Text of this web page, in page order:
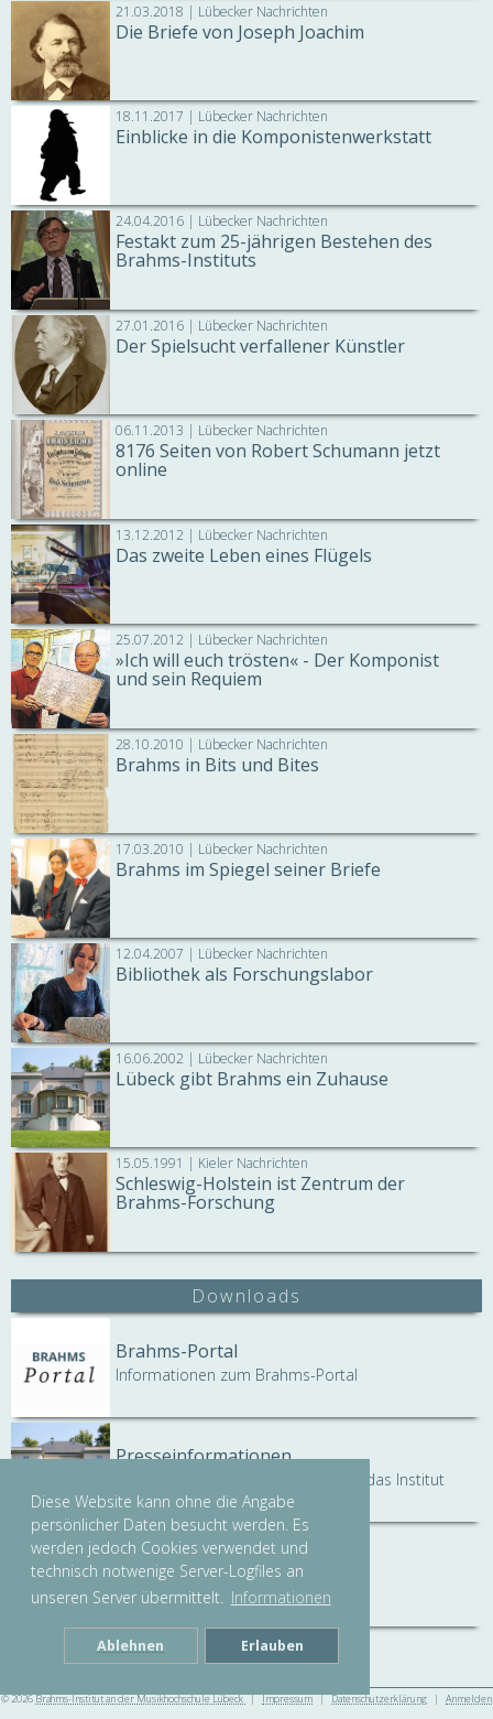
Diese Website kann ohne die Angabe
persönlicher Daten besucht werden. Es
werden jedoch Cookies verwendet und
technisch notwenige Server-Logfiles an
unseren Server übermittelt. Informationen
Ablehnen Erlauben
21.03.2018 | Lübecker Nachrichten
Die Briefe von Joseph Joachim
18.11.2017 | Lübecker Nachrichten
Einblicke in die Komponistenwerkstatt
24.04.2016 | Lübecker Nachrichten
Festakt zum 25-jährigen Bestehen des
Brahms-Instituts
27.01.2016 | Lübecker Nachrichten
Der Spielsucht verfallener Künstler
06.11.2013 | Lübecker Nachrichten
8176 Seiten von Robert Schumann jetzt
online
13.12.2012 | Lübecker Nachrichten
Das zweite Leben eines Flügels
25.07.2012 | Lübecker Nachrichten
»Ich will euch trösten« - Der Komponist
und sein Requiem
28.10.2010 | Lübecker Nachrichten
Brahms in Bits und Bites
17.03.2010 | Lübecker Nachrichten
Brahms im Spiegel seiner Briefe
12.04.2007 | Lübecker Nachrichten
Bibliothek als Forschungslabor
16.06.2002 | Lübecker Nachrichten
Lübeck gibt Brahms ein Zuhause
15.05.1991 | Kieler Nachrichten
Schleswig-Holstein ist Zentrum der
Brahms-Forschung
Downloads
Brahms-Portal
Informationen zum Brahms-Portal
Presseinformationen
Allgemeine Informationen rund um das Institut
Pressebilder
Pressebilder zur freien Verwendung
© 2026Brahms-Institut an der Musikhochschule Lübeck|Impressum|Datenschutzerklärung | Anmelden